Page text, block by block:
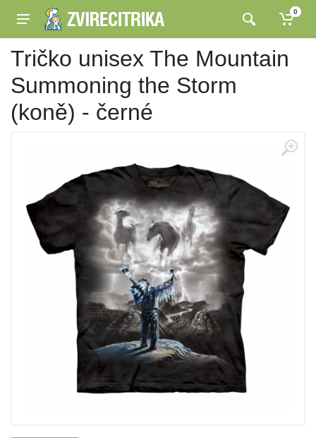
0
Tričko unisex The Mountain
Summoning the Storm
(koně) - černé